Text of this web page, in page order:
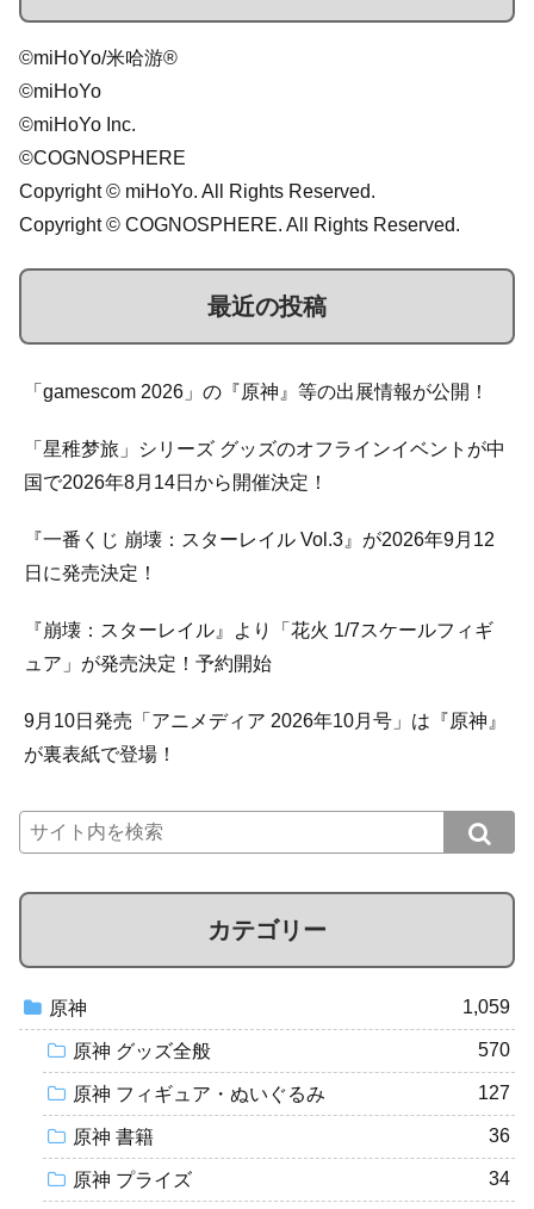
©miHoYo/米哈游®
©miHoYo
©miHoYo Inc.
©COGNOSPHERE
Copyright © miHoYo. All Rights Reserved.
Copyright © COGNOSPHERE. All Rights Reserved.
最近の投稿
「gamescom 2026」の『原神』等の出展情報が公開！
「星稚梦旅」シリーズ グッズのオフラインイベントが中
国で2026年8月14日から開催決定！
『一番くじ 崩壊：スターレイル Vol.3』が2026年9月12
日に発売決定！
『崩壊：スターレイル』より「花火 1/7スケールフィギ
ュア」が発売決定！予約開始
9月10日発売「アニメディア 2026年10月号」は『原神』
が裏表紙で登場！
カテゴリー
原神 1,059
原神 グッズ全般 570
原神 フィギュア・ぬいぐるみ 127
原神 書籍 36
原神 プライズ 34